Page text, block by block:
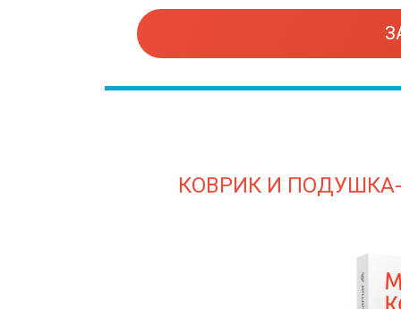
КОВРИК И ПОДУШКА-